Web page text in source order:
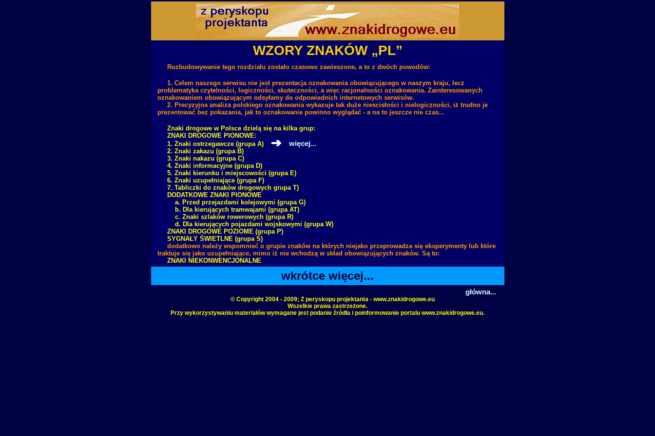
WZORY ZNAKÓW „PL”
Rozbudowywanie tego rozdziału zostało czasowo zawieszone, a to z dwóch powodów:
1. Celem naszego serwisu nie jest prezentacja oznakowania obowiązującego w naszym kraju, lecz
problematyka czytelności, logiczności, skuteczności, a więc racjonalności oznakowania. Zainteresowanych
oznakowaniem obowiązującym odsyłamy do odpowiednich internetowych serwisów.
2. Precyzyjna analiza polskiego oznakowania wykazuje tak duże niescisłości i nielogiczności, iż trudno je
prezentować bez pokazania, jak to oznakowanie powinno wyglądać - a na to jeszcze nie czas...
Znaki drogowe w Polsce dzielą się na kilka grup:
ZNAKI DROGOWE PIONOWE:
1. Znaki ostrzegawcze (grupa A)
więcej...
2. Znaki zakazu (grupa B)
3. Znaki nakazu (grupa C)
4. Znaki informacyjne (grupa D)
5. Znaki kierunku i miejscowości (grupa E)
6. Znaki uzupełniające (grupa F)
7. Tabliczki do znaków drogowych grupa T)
DODATKOWE ZNAKI PIONOWE
a. Przed przejazdami kolejowymi (grupa G)
b. Dla kierujących tramwajami (grupa AT)
c. Znaki szlaków rowerowych (grupa R)
d. Dla kierujących pojazdami wojskowymi (grupa W)
ZNAKI DROGOWE POZIOME (grupa P)
SYGNAŁY ŚWIETLNE (grupa S)
dodatkowo należy wspomnieć o grupie znaków na których niejako przeprowadza się eksperymenty lub które
traktuje się jako uzupełniające, mimo iż nie wchodzą w skład obowiązujących znaków. Są to:
ZNAKI NIEKONWENCJONALNE
wkrótce więcej...
główna...
© Copyright 2004 - 2009; Z peryskopu projektanta - www.znakidrogowe.eu
Wszelkie prawa zastrzeżone.
Przy wykorzystywaniu materiałów wymagane jest podanie źródła i poinformowanie portalu www.znakidrogowe.eu.